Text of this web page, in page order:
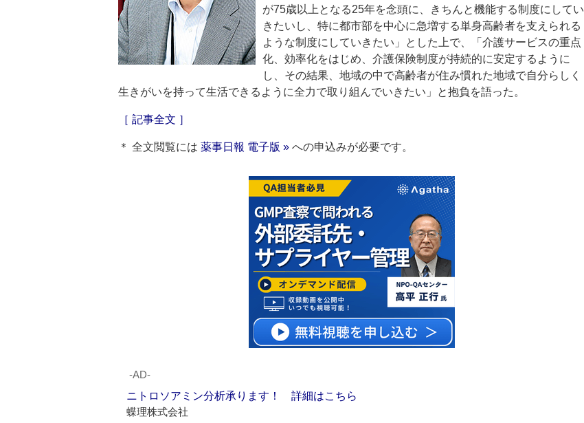
が75歳以上となる25年を念頭に、きちんと機能する制度にしてい
きたいし、特に都市部を中心に急増する単身高齢者を支えられる
ような制度にしていきたい」とした上で、「介護サービスの重点
化、効率化をはじめ、介護保険制度が持続的に安定するように
し、その結果、地域の中で高齢者が住み慣れた地域で自分らしく
生きがいを持って生活できるように全力で取り組んでいきたい」と抱負を語った。
［ 記事全文 ］
＊ 全文閲覧には 薬事日報 電子版 » への申込みが必要です。
‐AD‐
ニトロソアミン分析承ります！ 詳細はこちら
蝶理株式会社